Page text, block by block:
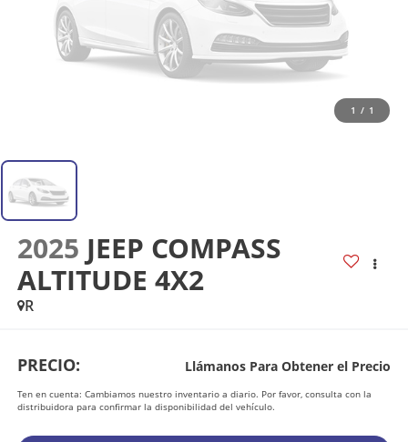
1 / 1
2025 JEEP COMPASS
ALTITUDE 4X2
R
PRECIO: Llámanos Para Obtener el Precio
Ten en cuenta: Cambiamos nuestro inventario a diario. Por favor, consulta con la
distribuidora para confirmar la disponibilidad del vehículo.